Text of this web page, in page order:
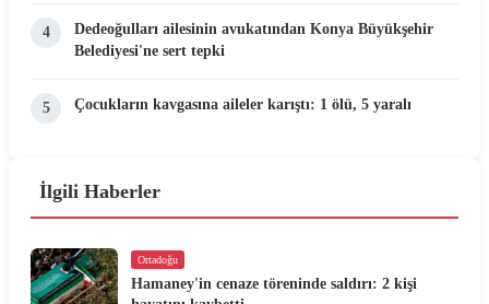
4
Dedeoğulları ailesinin avukatından Konya Büyükşehir
Belediyesi'ne sert tepki
5 Çocukların kavgasına aileler karıştı: 1 ölü, 5 yaralı
İlgili Haberler
Ortadoğu
Hamaney'in cenaze töreninde saldırı: 2 kişi